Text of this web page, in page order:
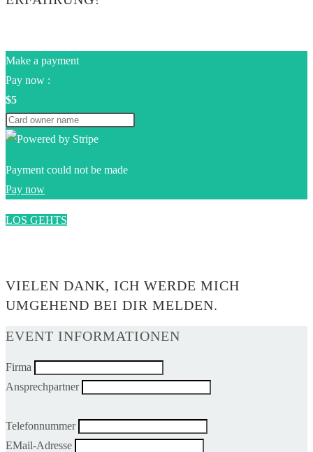
Make a payment
Pay now :
$5
Payment could not be made
Pay now
LOS GEHTS
VIELEN DANK, ICH WERDE MICH
UMGEHEND BEI DIR MELDEN.
EVENT INFORMATIONEN
Firma
Ansprechpartner
Telefonnummer
EMail-Adresse